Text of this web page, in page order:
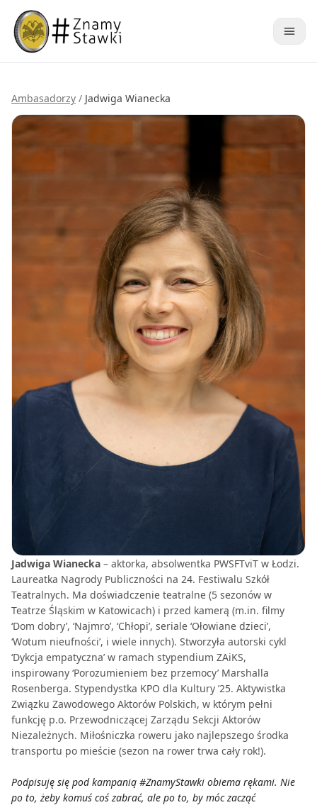
Ambasadorzy / Jadwiga Wianecka
Jadwiga Wianecka – aktorka, absolwentka PWSFTviT w Łodzi.
Laureatka Nagrody Publiczności na 24. Festiwalu Szkół
Teatralnych. Ma doświadczenie teatralne (5 sezonów w
Teatrze Śląskim w Katowicach) i przed kamerą (m.in. filmy
‘Dom dobry’, ‘Najmro’, ‘Chłopi’, seriale ‘Ołowiane dzieci’,
‘Wotum nieufności’, i wiele innych). Stworzyła autorski cykl
‘Dykcja empatyczna’ w ramach stypendium ZAiKS,
inspirowany ‘Porozumieniem bez przemocy’ Marshalla
Rosenberga. Stypendystka KPO dla Kultury ’25. Aktywistka
Związku Zawodowego Aktorów Polskich, w którym pełni
funkcję p.o. Przewodniczącej Zarządu Sekcji Aktorów
Niezależnych. Miłośniczka roweru jako najlepszego środka
transportu po mieście (sezon na rower trwa cały rok!).
Podpisuję się pod kampanią #ZnamyStawki obiema rękami. Nie
po to, żeby komuś coś zabrać, ale po to, by móc zacząć